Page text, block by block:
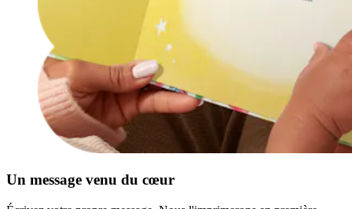
Un message venu du cœur